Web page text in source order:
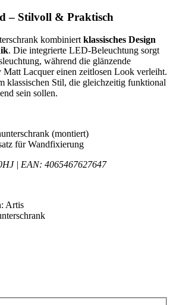
– Stilvoll & Praktisch
kombiniertklassisches Design
. Die integrierte LED-Beleuchtung sorgt
während die glänzende
Lacquer einen zeitlosen Look verleiht.
klassischen Stil, die gleichzeitig funktional
sein sollen.
(montiert)
für Wandfixierung
| EAN: 4065467627647
Artis